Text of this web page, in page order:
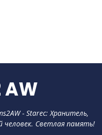
AW
- Starec: Хранитель,
человек. Светлая память!